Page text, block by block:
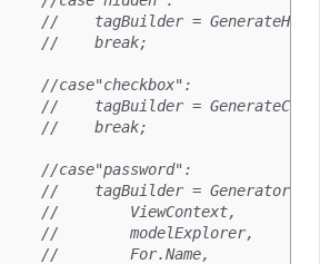
// tagBuilder =
// break;
//case"checkbox":
// tagBuilder =
// break;
//case"password":
// tagBuilder =
// ViewContext,
// modelExplorer,
// For.Name,